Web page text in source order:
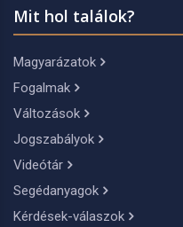
Mit hol találok?
Magyarázatok
Fogalmak
Változások
Jogszabályok
Videótár
Segédanyagok
Kérdések-válaszok